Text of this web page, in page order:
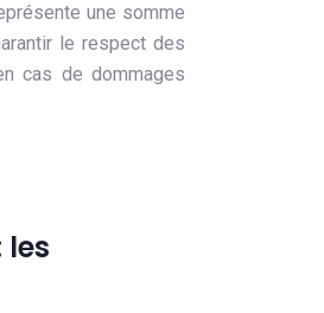
une somme
le respect des
cas de dommages